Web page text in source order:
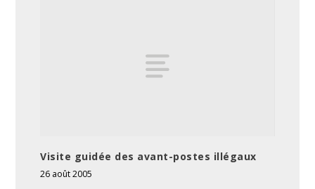
Visite guidée des avant-postes illégaux
26 août 2005